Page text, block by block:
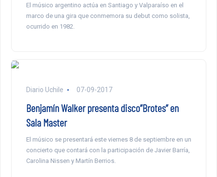
El músico argentino actúa en Santiago y Valparaíso en el
marco de una gira que conmemora su debut como solista,
ocurrido en 1982.
Diario Uchile 07-09-2017
Benjamín Walker presenta disco”Brotes” en
Sala Master
El músico se presentará este viernes 8 de septiembre en un
concierto que contará con la participación de Javier Barría,
Carolina Nissen y Martín Berrios.